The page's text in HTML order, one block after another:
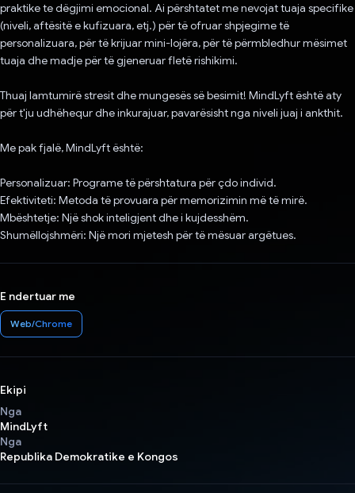
praktike te dëgjimi emocional. Ai përshtatet me nevojat tuaja specifike
(niveli, aftësitë e kufizuara, etj.) për të ofruar shpjegime të
personalizuara, për të krijuar mini-lojëra, për të përmbledhur mësimet
tuaja dhe madje për të gjeneruar fletë rishikimi.
Thuaj lamtumirë stresit dhe mungesës së besimit! MindLyft është aty
për t'ju udhëhequr dhe inkurajuar, pavarësisht nga niveli juaj i ankthit.
Me pak fjalë, MindLyft është:
Personalizuar: Programe të përshtatura për çdo individ.
Efektiviteti: Metoda të provuara për memorizimin më të mirë.
Mbështetje: Një shok inteligjent dhe i kujdesshëm.
Shumëllojshmëri: Një mori mjetesh për të mësuar argëtues.
E ndertuar me
Web/Chrome
Ekipi
Nga
MindLyft
Nga
Republika Demokratike e Kongos